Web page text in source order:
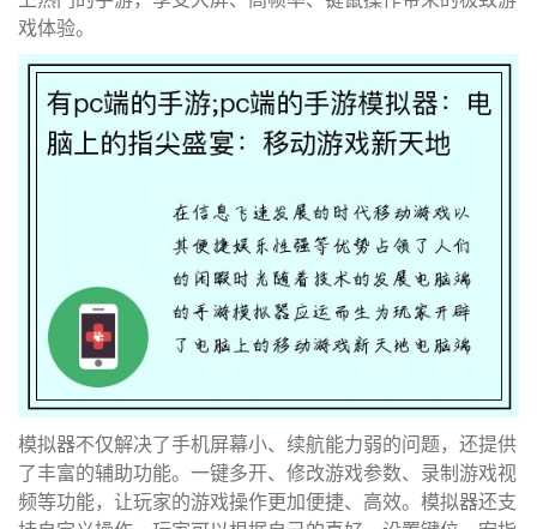
戏体验。
模拟器不仅解决了手机屏幕小、续航能力弱的问题，还提供
了丰富的辅助功能。一键多开、修改游戏参数、录制游戏视
频等功能，让玩家的游戏操作更加便捷、高效。模拟器还支